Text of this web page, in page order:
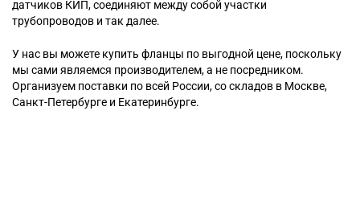
датчиков КИП, соединяют между собой участки
трубопроводов и так далее.
У нас вы можете купить фланцы по выгодной цене, поскольку
мы сами являемся производителем, а не посредником.
Организуем поставки по всей России, со складов в Москве,
Санкт-Петербурге и Екатеринбурге.